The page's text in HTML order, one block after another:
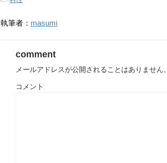
執筆者： masumi
comment
メールアドレスが公開されることはありません。
コメント